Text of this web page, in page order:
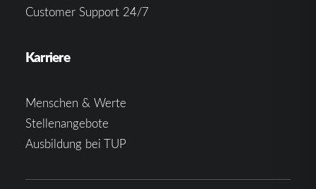
Customer Support 24/7
Karriere
Menschen & Werte
Stellenangebote
Ausbildung bei TUP